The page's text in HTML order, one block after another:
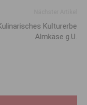
Kulturerbe
Almkäse g.U.